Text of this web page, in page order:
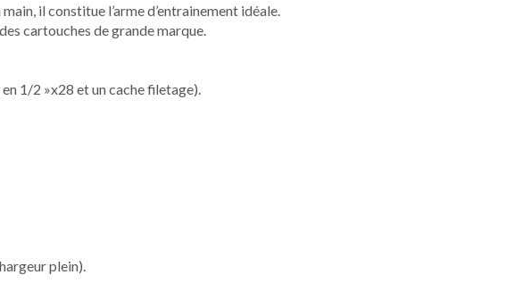
il constitue l’arme d’entrainement idéale.
cartouches de grande marque.
1/2 »x28 et un cache filetage).
plein).